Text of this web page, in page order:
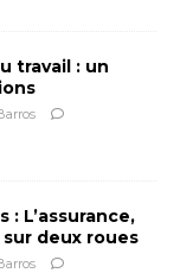
travail : un
L’assurance,
deux roues